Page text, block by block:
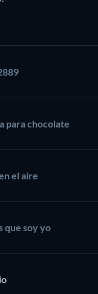
para chocolate
el aire
que soy yo